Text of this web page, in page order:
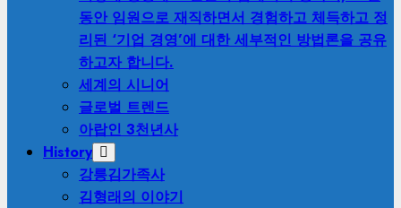
동안 임원으로 재직하면서 경험하고 체득하고 정
리된 ‘기업 경영’에 대한 세부적인 방법론을 공유
하고자 합니다.
세계의 시니어
글로벌 트렌드
아랍인 3천년사
History
강릉김가족사
김형래의 이야기